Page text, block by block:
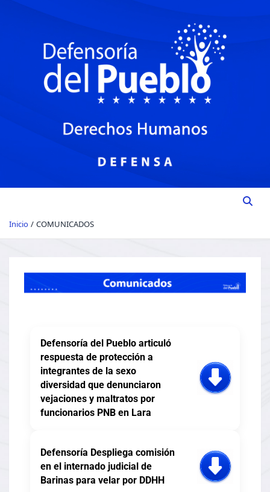
DEFENSORIA DEL PUEBLO
Institución del Poder Ciudadano para la Promoción, Defensa y
Inicio COMUNICADOS
Defensoría del Pueblo articuló
respuesta de protección a
integrantes de la sexo
diversidad que denunciaron
vejaciones y maltratos por
funcionarios PNB en Lara
Defensoría Despliega comisión
en el internado judicial de
Barinas para velar por DDHH